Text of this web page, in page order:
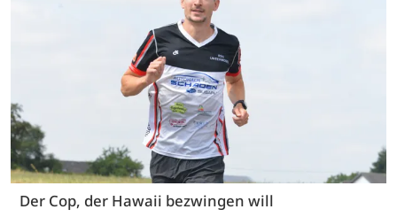
Der Cop, der Hawaii bezwingen will